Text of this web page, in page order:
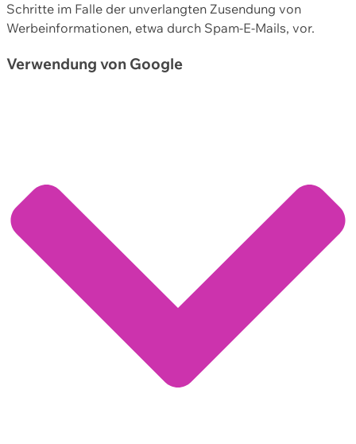
Schritte im Falle der unverlangten Zusendung von
Werbeinformationen, etwa durch Spam-E-Mails, vor.
Verwendung von Google